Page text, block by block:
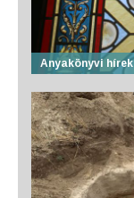
Anyakönyvi hírek